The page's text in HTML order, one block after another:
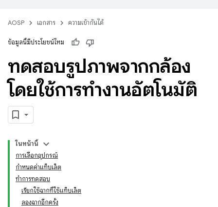
AOSP เอกสาร ความเข้ากันได้
ข้อมูลนี้มีประโยชน์ไหม
ทดสอบรูปภาพจากกล้อง
โดยใช้การทำงานอัตโนมัติ
ในหน้านี้
การเลือกอุปกรณ์
กำหนดค่าแท็บเล็ต
ทำการทดสอบ
เรียกใช้ฉากที่ใช้แท็บเล็ต
ลองฉากอีกครั้ง